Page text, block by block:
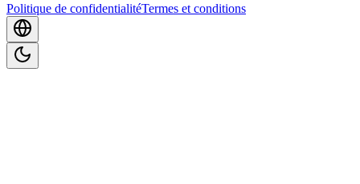
Politique de confidentialitéTermes et conditions